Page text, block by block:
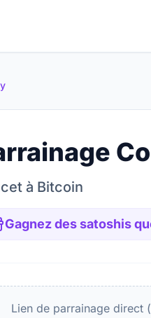
à Bitcoin
Gagnez des satoshis
Lien de parrainage direct